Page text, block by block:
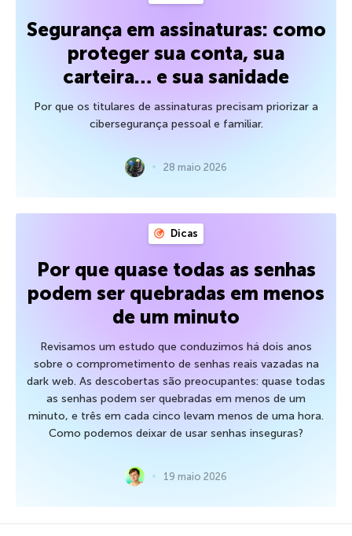
Segurança em assinaturas: como
proteger sua conta, sua
carteira… e sua sanidade
Por que os titulares de assinaturas precisam priorizar a
cibersegurança pessoal e familiar.
28 maio 2026
Dicas
Por que quase todas as senhas
podem ser quebradas em menos
de um minuto
Revisamos um estudo que conduzimos há dois anos
sobre o comprometimento de senhas reais vazadas na
dark web. As descobertas são preocupantes: quase todas
as senhas podem ser quebradas em menos de um
minuto, e três em cada cinco levam menos de uma hora.
Como podemos deixar de usar senhas inseguras?
19 maio 2026